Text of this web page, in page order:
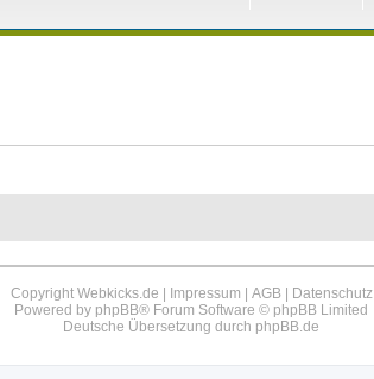
Copyright Webkicks.de | Impressum | AGB| Datenschutz
Powered by phpBB® Forum Software © phpBB Limited
Deutsche Übersetzung durch phpBB.de